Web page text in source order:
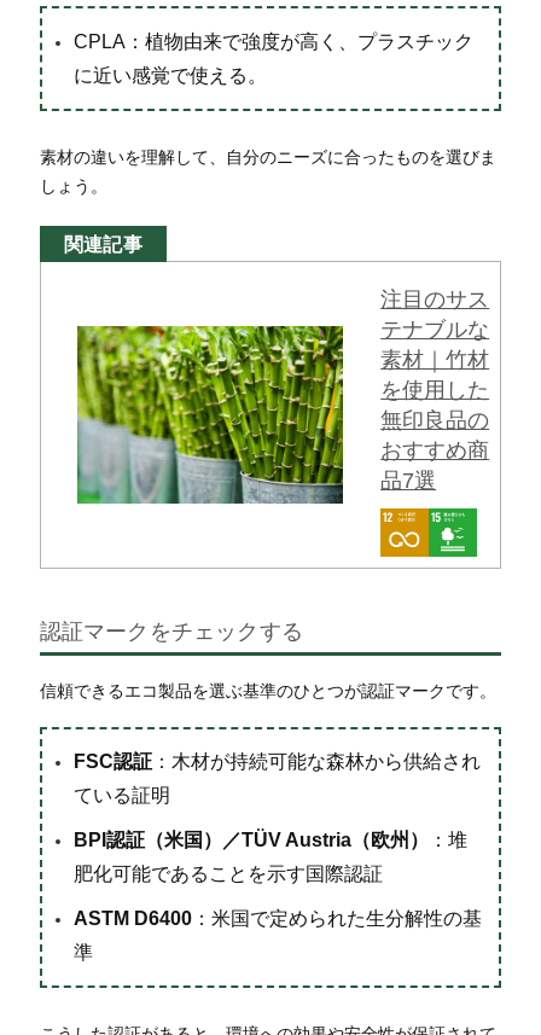
CPLA：植物由来で強度が高く、プラスチック
に近い感覚で使える。
素材の違いを理解して、自分のニーズに合ったものを選びま
しょう。
関連記事
注目のサス
テナブルな
素材｜竹材
を使用した
無印良品の
おすすめ商
品7選
認証マークをチェックする
信頼できるエコ製品を選ぶ基準のひとつが認証マークです。
FSC認証：木材が持続可能な森林から供給され
ている証明
BPI認証（米国）／TÜV Austria（欧州）
：堆
肥化可能であることを示す国際認証
ASTM D6400：米国で定められた生分解性の基
準